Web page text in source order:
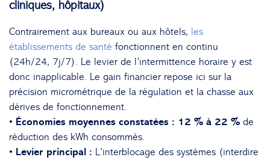
cliniques, hôpitaux)
Contrairement aux bureaux ou aux hôtels, les
établissements de santé fonctionnent en continu
(24h/24, 7j/7). Le levier de l’intermittence horaire y est
donc inapplicable. Le gain financier repose ici sur la
précision micrométrique de la régulation et la chasse aux
dérives de fonctionnement.
• Économies moyennes constatées : 12 % à 22 % de
réduction des kWh consommés.
• Levier principal : L’interblocage des systèmes (interdire